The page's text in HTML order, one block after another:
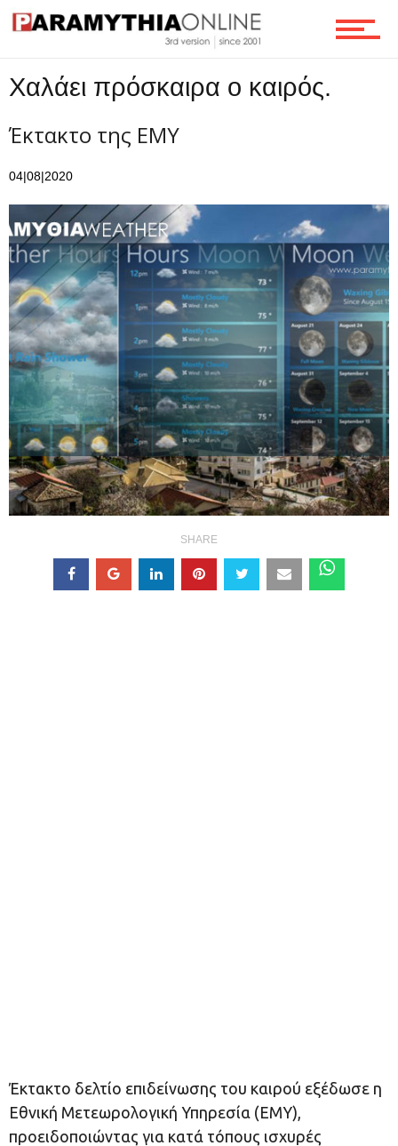
Τεχνολογία
Ροή
Επικοινωνία
Χαλάει πρόσκαιρα ο καιρός.
Έκτακτο της ΕΜΥ
04|08|2020
SHARE
Έκτακτο δελτίο επιδείνωσης του καιρού εξέδωσε η
Εθνική Μετεωρολογική Υπηρεσία (ΕΜΥ),
προειδοποιώντας για κατά τόπους ισχυρές